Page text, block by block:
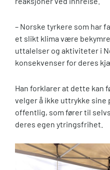
– Norske tyrkere som har
et slikt klima være
uttalelser og aktiviteter i
konsekvenser for deres
Han forklarer at dette kan
velger å ikke uttrykke
offentlig, som fører til
deres egen ytringsfrihet.